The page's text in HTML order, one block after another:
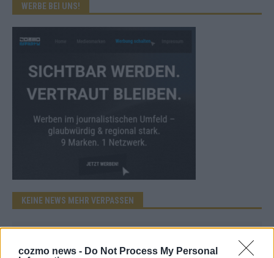
cozmo news - Do Not Process My Personal
WERBE BEI UNS!
KEINE NEWS MEHR VERPASSEN